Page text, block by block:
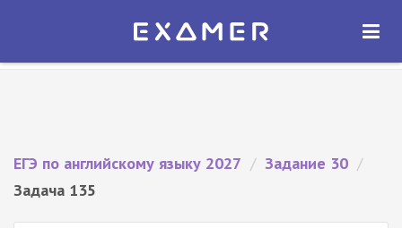
Экзамер — ЕГЭ 2027
ОТКРЫТЬ
ЕГЭ по английскому языку 2027 / Задание 30 /
Задача 135